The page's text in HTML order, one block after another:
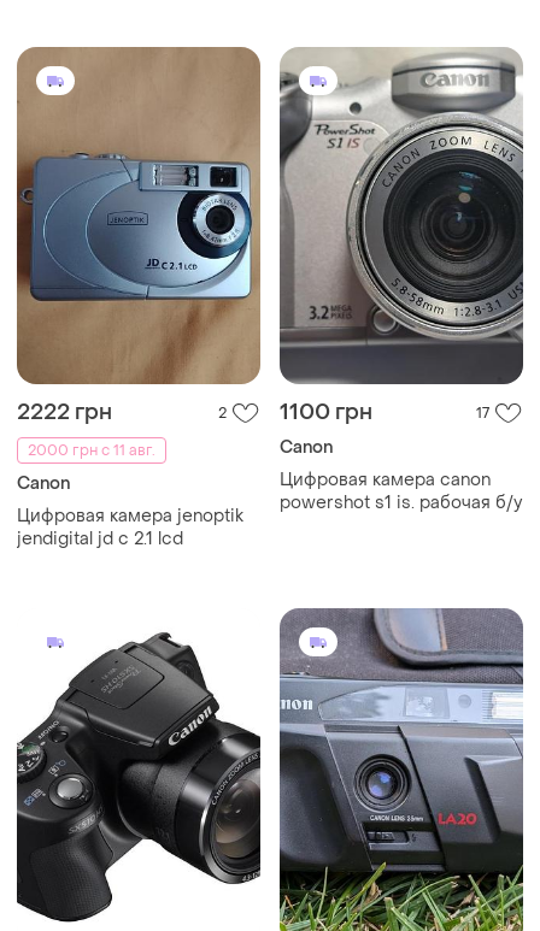
2222 грн
2
2000 грн с 11 авг.
Canon
Цифровая камера jenoptik
jendigital jd c 2.1 lcd
1100 грн 17
Canon
Цифровая камера canon
powershot s1 is. рабочая б/у